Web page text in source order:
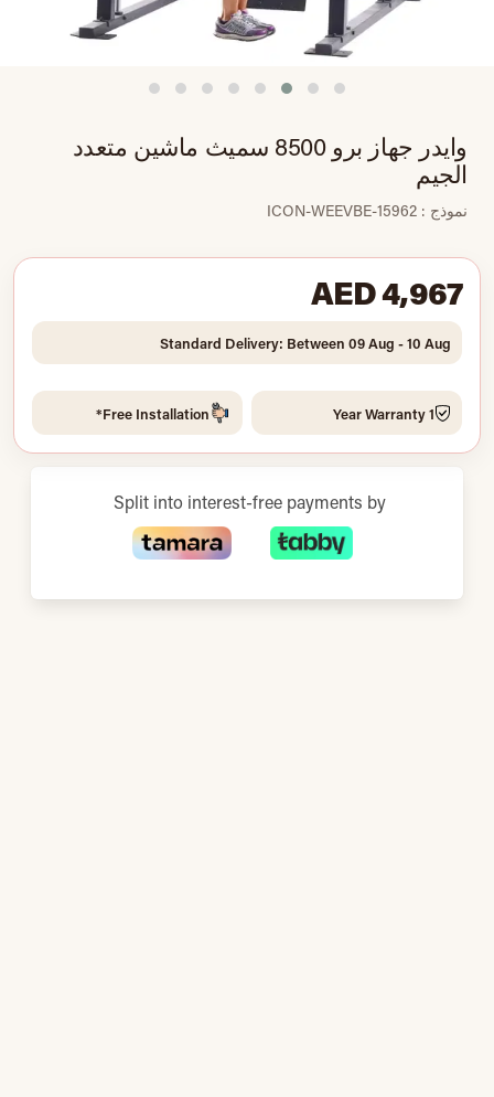
وايدر جهاز برو 8500 سميث ماشين متعدد
الجيم
نموذج : ICON-WEEVBE-15962
AED 4,967
Standard Delivery: Between 09 Aug - 10 Aug
1 Year Warranty
Free Installation*
Split into interest-free payments by